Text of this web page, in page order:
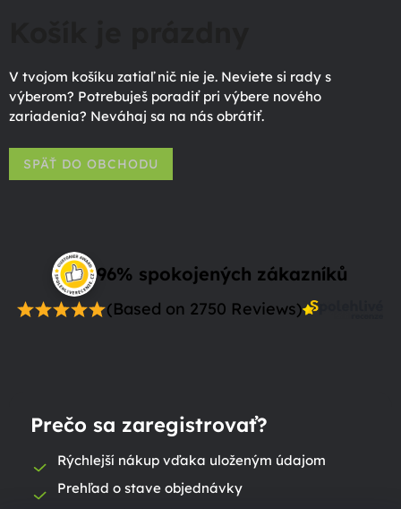
V tvojom košíku zatiaľ nič nie je. Neviete si rady s
výberom? Potrebuješ poradiť pri výbere nového
zariadenia? Neváhaj sa na nás obrátiť.
SPÄŤ DO OBCHODU
96% spokojených zákazníků
(Based on 2750 Reviews)
Prečo sa zaregistrovať?
Rýchlejší nákup vďaka uloženým údajom
Prehľad o stave objednávky